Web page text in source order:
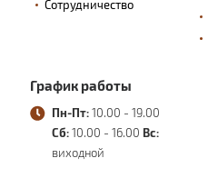
Сотрудничество
График работы
Пн-Пт: 10.00 - 19.00
Сб: 10.00 - 16.00 Вс:
виходной